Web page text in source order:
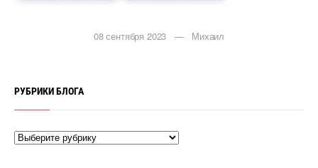
08 сентября 2023 — Михаил
РУБРИКИ БЛОГА